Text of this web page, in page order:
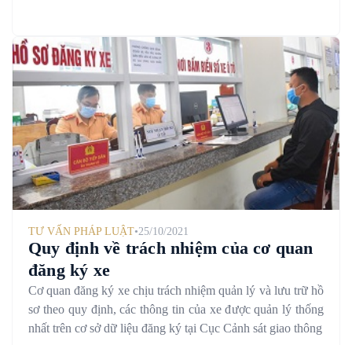
TƯ VẤN PHÁP LUẬT•25/10/2021
Quy định về trách nhiệm của cơ quan
đăng ký xe
Cơ quan đăng ký xe chịu trách nhiệm quản lý và lưu trữ hồ
sơ theo quy định, các thông tin của xe được quản lý thống
nhất trên cơ sở dữ liệu đăng ký tại Cục Cảnh sát giao thông